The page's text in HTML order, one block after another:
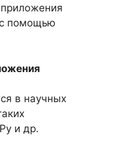
приложения
помощью
в научных
и др.